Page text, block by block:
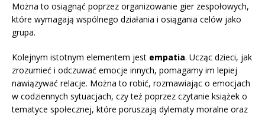
Można to osiągnąć poprzez organizowanie gier zespołowych,
które wymagają wspólnego działania i osiągania celów jako
grupa.
Kolejnym istotnym elementem jest empatia. Ucząc dzieci, jak
zrozumieć i odczuwać emocje innych, pomagamy im lepiej
nawiązywać relacje. Można to robić, rozmawiając o emocjach
w codziennych sytuacjach, czy też poprzez czytanie książek o
tematyce społecznej, które poruszają dylematy moralne oraz